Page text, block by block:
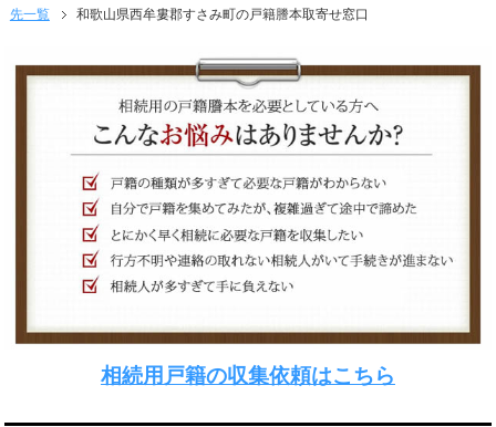
先一覧
和歌山県西牟婁郡すさみ町の戸籍謄本取寄せ窓口
相続用戸籍の収集依頼はこちら